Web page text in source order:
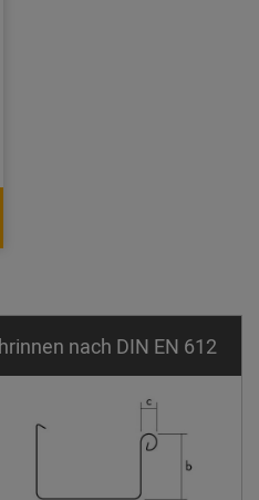
nach DIN EN 612